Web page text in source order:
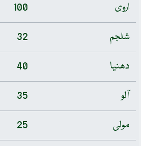
اروی
100
شلجم
32
دھنیا
40
آلو
35
مولی
25